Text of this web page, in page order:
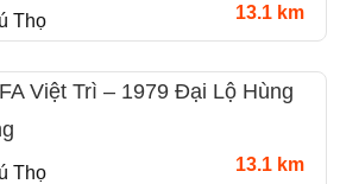
Thọ 13.1 km
Việt Trì – 1979 Đại Lộ Hùng
Thọ 13.1 km